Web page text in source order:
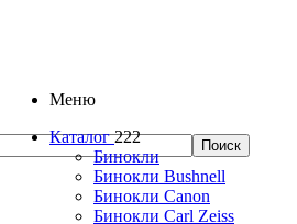
Меню
Каталог 222
Бинокли
Бинокли Bushnell
Бинокли Canon
Бинокли Carl Zeiss